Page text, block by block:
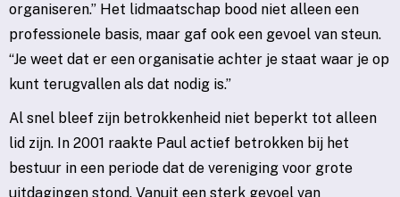
organiseren.” Het lidmaatschap bood niet alleen een
professionele basis, maar gaf ook een gevoel van steun.
“Je weet dat er een organisatie achter je staat waar je op
kunt terugvallen als dat nodig is.”
Al snel bleef zijn betrokkenheid niet beperkt tot alleen
lid zijn. In 2001 raakte Paul actief betrokken bij het
bestuur in een periode dat de vereniging voor grote
uitdagingen stond. Vanuit een sterk gevoel van